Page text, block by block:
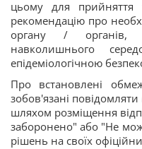
цьому для прийняття
рекомендацію про
органу / органів,
навколишнього
епідеміологічною
Про встановлені
зобов'язані
шляхом розміщення
заборонено" або "Не
рішень на своїх